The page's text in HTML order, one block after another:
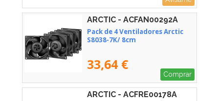
ARCTIC - ACFAN00292A
Pack de 4 Ventiladores Arctic
S8038-7K/ 8cm
33,64 €
Comprar
ARCTIC - ACFRE00178A